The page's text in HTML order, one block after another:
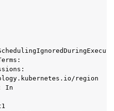
region
In